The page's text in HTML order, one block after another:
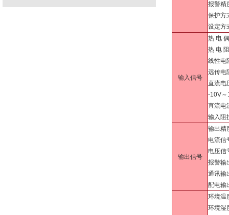
报警精
保护方
设定方
输入信号
热 电
热 电
线性电
远传电
直流电
-10V～
直流电
输入阻
输出信号
输出精
电流信
电压信
报警输
通讯输
配电输
环境温
环境湿